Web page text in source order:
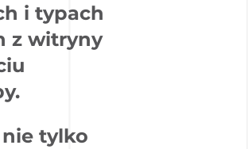
i typach
z witryny
nie tylko